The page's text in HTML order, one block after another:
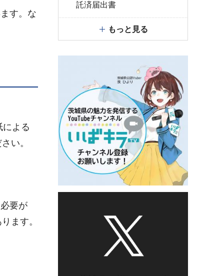
す。な
よる
い。
必要が
ます。
託済届出書
もっと見る